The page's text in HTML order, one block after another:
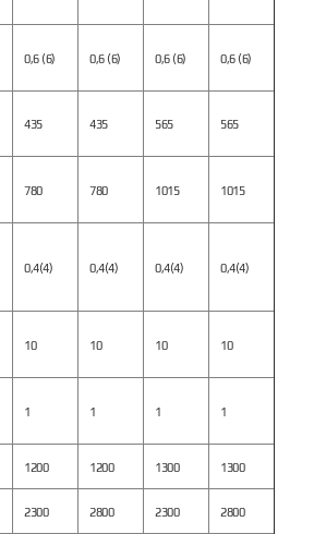
0,6 (6) 0,6 (6) 0,6 (6) 0,6 (6)
435 435 565 565
780 780 1015 1015
0,4(4) 0,4(4) 0,4(4) 0,4(4)
10 10 10 10
1 1 1 1
1200 1200 1300 1300
2300 2800 2300 2800